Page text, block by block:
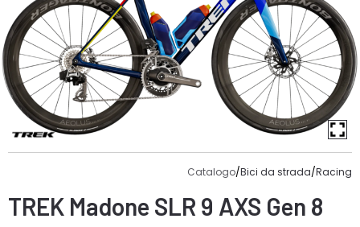
Catalogo/Bici da strada/Racing
TREK Madone SLR 9 AXS Gen 8